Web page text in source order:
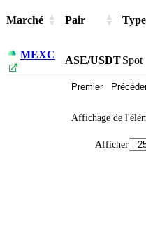
Marché Pair Type
MEXC
ASE/USDTSpot
Affichage de
Afficher
Premier